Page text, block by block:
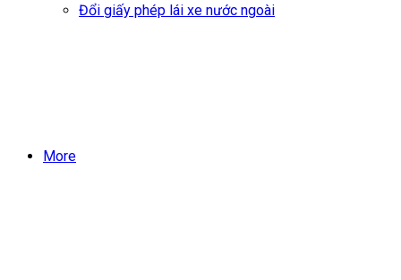
Đổi giấy phép lái xe nước ngoài
More